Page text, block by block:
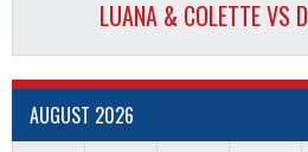
LUANA & COLETTE VS
AUGUST 2026